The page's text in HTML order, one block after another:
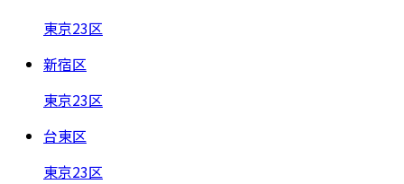
東京23区
新宿区
東京23区
台東区
東京23区